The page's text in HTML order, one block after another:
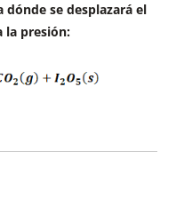
dónde se desplazará el
la presión:
producido en el